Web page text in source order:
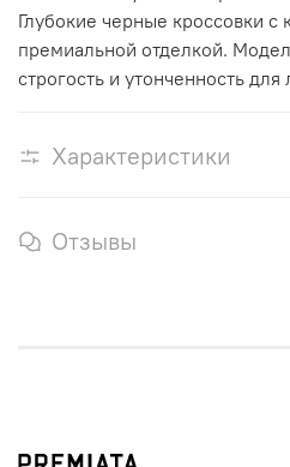
Глубокие черные кроссовки
премиальной отделкой.
строгость и утонченность
Характеристики
Отзывы